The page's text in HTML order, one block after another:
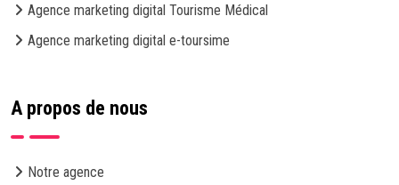
Agence marketing digital Tourisme Médical
Agence marketing digital e-toursime
A propos de nous
Notre agence